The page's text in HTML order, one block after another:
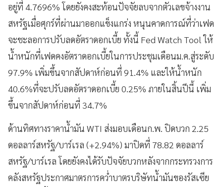
อยู่ที่ 4.7696% โดยยังคงสะท้อนปัจจัยลบจากตัวเลขจ้างงาน
สหรัฐเมื่อศุกร์ที่ผ่านมาออกแข็งแกร่ง หนุนคาดการณ์ที่ว่าเฟด
จะชะลอการปรับลดอัตราดอกเบี้ย ทั้งนี้ Fed Watch Tool ให้
น้ำหนักที่เฟดคงอัตราดอกเบี้ยในการประชุมเดือนม.ค.สู่ระดับ
97.9% เพิ่มขึ้นจากสัปดาห์ก่อนที่ 91.4% และให้น้ำหนัก
40.6%ที่จะปรับลดอัตราดอกเบี้ย 0.25% ภายในสิ้นปีนี้ เพิ่ม
ขึ้นจากสัปดาห์ก่อนที่ 34.7%
ด้านทิศทางราคาน้ำมัน WTI ส่งมอบเดือนก.พ. ปิดบวก 2.25
ดอลลาร์สหรัฐ/บาร์เรล (+2.94%) มาปิดที่ 78.82 ดอลลาร์
สหรัฐ/บาร์เรล โดยยังคงได้รับปัจจัยบวกหลังจากกระทรวงการ
คลังสหรัฐประกาศมาตรการคว่ำบาตรบริษัทน้ำมันของรัสเซีย